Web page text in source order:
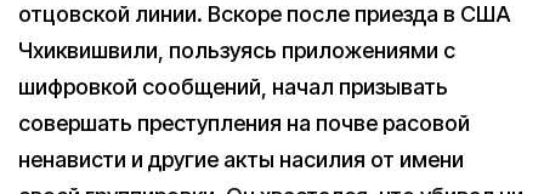
отцовской линии. Вскоре после приезда в США
Чхиквишвили, пользуясь приложениями с
шифровкой сообщений, начал призывать
совершать преступления на почве расовой
ненависти и другие акты насилия от имени